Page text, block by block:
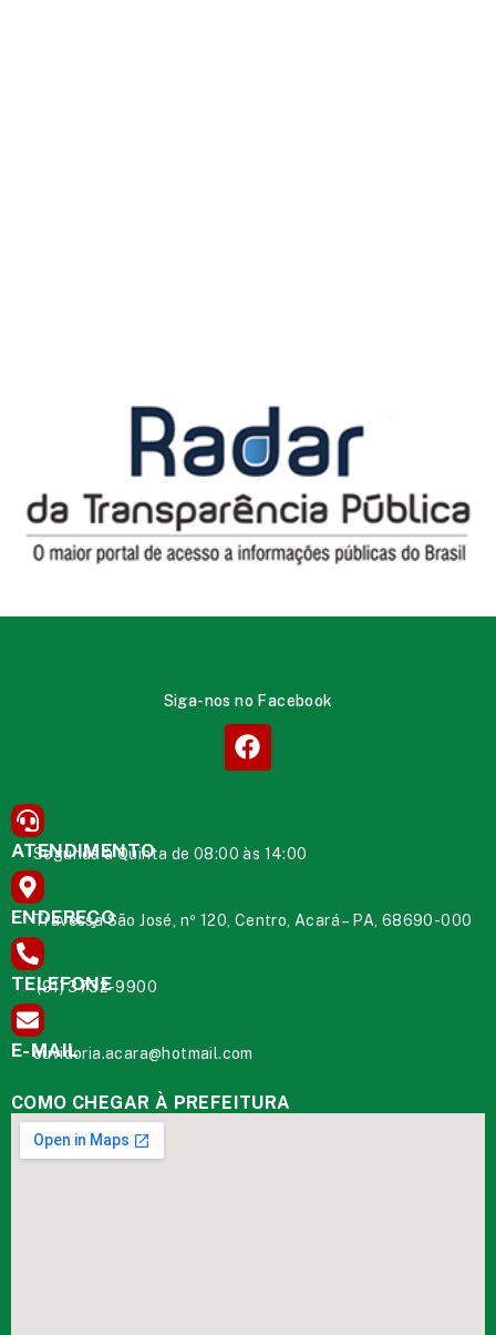
Siga-nos no Facebook
ATENDIMENTO
Segunda à Quinta de 08:00 às 14:00
ENDEREÇO
Travessa São José, nº 120, Centro, Acará – PA, 68690-000
TELEFONE
(91) 3732-9900
E-MAIL
ouvidoria.acara@hotmail.com
COMO CHEGAR À PREFEITURA